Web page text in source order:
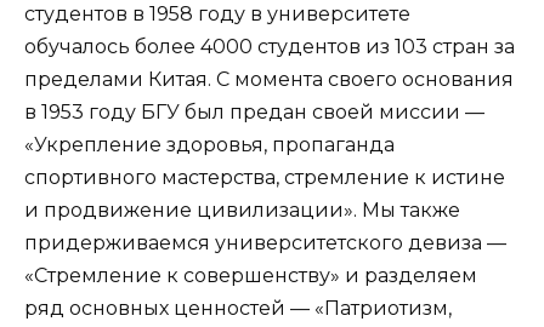
студентов в 1958 году в университете
обучалось более 4000 студентов из 103 стран за
пределами Китая. С момента своего основания
в 1953 году БГУ был предан своей миссии —
«Укрепление здоровья, пропаганда
спортивного мастерства, стремление к истине
и продвижение цивилизации». Мы также
придерживаемся университетского девиза —
«Стремление к совершенству» и разделяем
ряд основных ценностей — «Патриотизм,